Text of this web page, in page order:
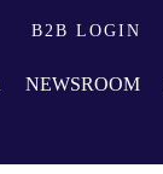
B2B LOGIN
NEWSROOM